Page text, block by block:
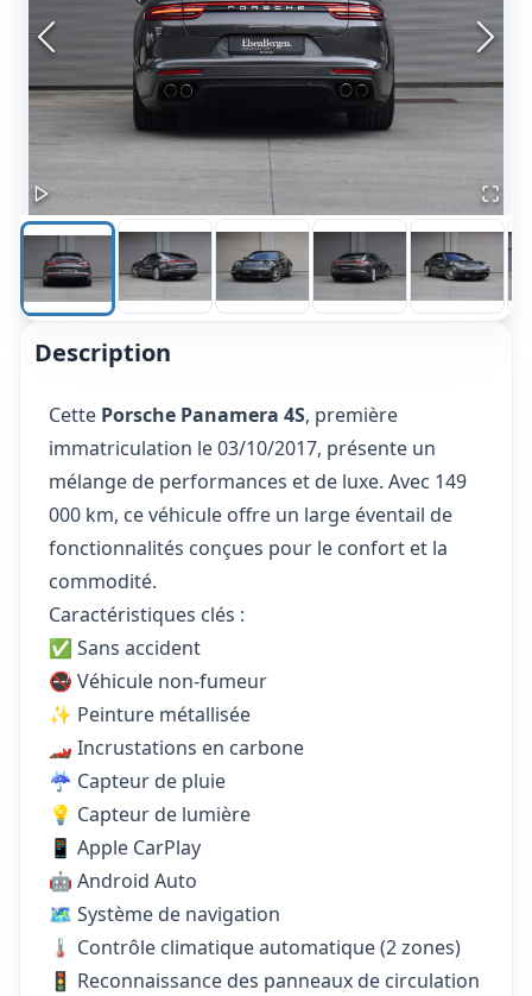
Description
Cette Porsche Panamera 4S, première
immatriculation le 03/10/2017, présente un
mélange de performances et de luxe. Avec 149
000 km, ce véhicule offre un large éventail de
fonctionnalités conçues pour le confort et la
commodité.
Caractéristiques clés :
✅ Sans accident
🚭 Véhicule non-fumeur
✨ Peinture métallisée
🏎️ Incrustations en carbone
☔ Capteur de pluie
💡 Capteur de lumière
📱 Apple CarPlay
🤖 Android Auto
🗺️ Système de navigation
🌡️ Contrôle climatique automatique (2 zones)
🚦 Reconnaissance des panneaux de circulation